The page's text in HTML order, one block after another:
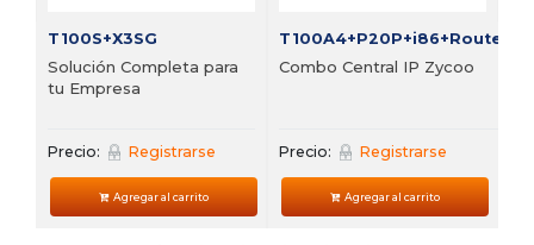
T100S+X3SG
Solución Completa para
tu Empresa
Precio: Registrarse
Agregar al carrito
T100A4+P20P+i86+Router
Combo Central IP Zycoo
Precio: Registrarse
Agregar al carrito